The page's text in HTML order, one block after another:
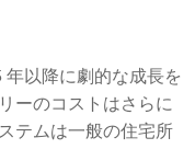
以降に劇的な成長を
ーのコストはさらに
テムは一般の住宅所